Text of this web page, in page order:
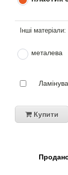
металева
Купити